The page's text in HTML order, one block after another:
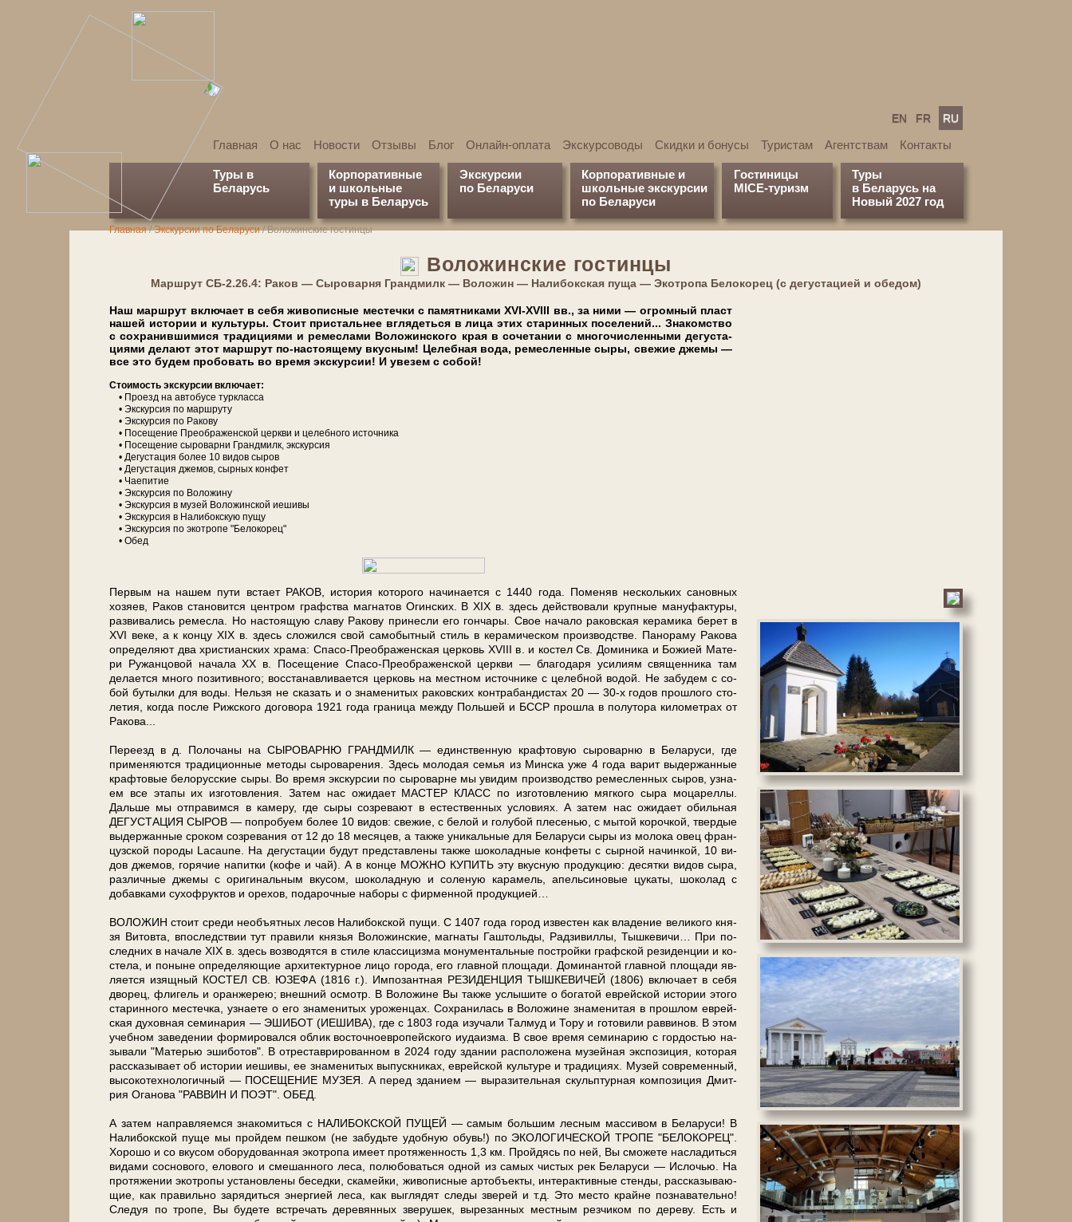
EN FR RU
Главная О нас Новости Отзывы Блог Онлайн-оплата Экскурсоводы Скидки и бонусы Туристам Агентствам Контакты
Туры в
Беларусь
Корпоративные
и школьные
туры в Беларусь
Экскурсии
по Беларуси
Корпоративные и
школьные экскурсии
по Беларуси
Гостиницы
MICE-туризм
Туры
в Беларусь на
Новый 2027 год
Главная/Экскурсии по Беларуси/Воложинские гостинцы
Воложинские гостинцы
Марш­рут СБ-2.26.4: Раков — Сыроварня Грандмилк — Воложин — Налибокская пуща — Экотропа Белокорец (с дегустацией и обедом)
Наш маршрут вклю­ча­ет в се­бя жи­во­пис­ные ме­стеч­ки с па­мят­ни­ка­ми XVI-XVIII вв., за ни­ми — огром­ный пласт
на­шей ис­то­рии и куль­ту­ры. Сто­ит при­сталь­нее вгля­деть­ся в ли­ца этих ста­рин­ных по­се­ле­ний... Зна­ком­ство
с сохранившимися тра­ди­ци­я­ми и ре­мес­ла­ми Воложинского края в со­че­та­нии с мно­го­чис­лен­ны­ми де­гу­ста­
ци­я­ми де­ла­ют этот маршрут по-настоящему вкусным! Целебная во­да, ремесленные сыры, свежие джемы —
все это бу­дем пробовать во вре­мя экс­кур­сии! И увезем с со­бой!
Сто­и­мость экс­кур­сии вклю­ча­ет:
• Проезд на ав­то­бу­се турк­лас­са
• Экс­кур­сия по марш­ру­ту
• Экс­кур­сия по Ракову
• По­се­ще­ние Преображенской церк­ви и целебного источника
• По­се­ще­ние сыроварни Грандмилк, экскурсия
• Де­гу­ста­ция бо­лее 10 ви­дов сы­ров
• Де­гу­ста­ция джемов, сырных конфет
• Чаепитие
• Экс­кур­сия по Воложину
• Экс­кур­сия в му­зей Воложинской иешивы
• Экс­кур­сия в Налибокскую пу­щу
• Экс­кур­сия по экотропе "Белокорец"
• Обед
Первым на на­шем пу­ти встает РАКОВ, ис­то­рия ко­то­ро­го на­чи­на­ет­ся с 1440 го­да. Поменяв не­сколь­ких сановных
хозяев, Ра­ков ста­но­вит­ся цен­тром графства маг­на­тов Огин­ских. В XIX в. здесь действовали крупные ма­ну­фак­ту­ры,
развивались ремесла. Но настоящую сла­ву Ракову при­нес­ли его гончары. Свое на­ча­ло раковская керамика берет в
XVI ве­ке, а к кон­цу XIX в. здесь сложился свой самобытный стиль в керамическом про­из­вод­стве. Панораму Ракова
опре­де­ля­ют два христианских хра­ма: Спасо-Преображенская цер­ковь XVIII в. и ко­стел Св. До­ми­ни­ка и Бо­жи­ей Ма­те­
ри Ру­жан­цо­вой на­ча­ла XX в. По­се­ще­ние Спасо-Преображенской церк­ви — благодаря усилиям свя­щен­ни­ка там
делается мно­го позитивного; вос­ста­нав­ли­ва­ет­ся цер­ковь на местном источнике с це­леб­ной водой. Не забудем с со­
бой бу­тыл­ки для во­ды. Нельзя не сказать и о зна­ме­ни­тых раковских контрабандистах 20 — 30-х го­дов про­шло­го сто­
ле­тия, ко­гда по­сле Рижского договора 1921 го­да гра­ни­ца меж­ду Поль­шей и БССР прошла в полутора километрах от
Ракова...
Пе­ре­езд в д. Полочаны на СЫРОВАРНЮ ГРАНДМИЛК — един­ствен­ную крафтовую сыроварню в Бе­ла­ру­си, где
применяются тра­ди­ци­он­ные ме­то­ды сыроварения. Здесь молодая се­мья из Мин­ска уже 4 го­да варит выдержанные
крафтовые бе­ло­рус­ские сыры. Во вре­мя экс­кур­сии по сыроварне мы увидим про­из­вод­ство ре­мес­лен­ных сы­ров, узна­
ем все эта­пы их из­го­тов­ле­ния. За­тем нас ожи­да­ет МАСТЕР КЛАСС по из­го­тов­ле­нию мяг­ко­го сыра моцареллы.
Дальше мы от­пра­вим­ся в ка­ме­ру, где сыры созревают в есте­ствен­ных усло­ви­ях. А затем нас ожи­да­ет обиль­ная
ДЕГУСТАЦИЯ СЫРОВ — по­про­бу­ем бо­лее 10 ви­дов: свежие, с белой и голубой плесенью, с мытой корочкой, твердые
выдержанные сроком созревания от 12 до 18 ме­ся­цев, а так­же уни­каль­ные для Бе­ла­ру­си сыры из молока овец фран­
цуз­ской по­ро­ды Lacaune. На де­густа­ции бу­дут пред­став­ле­ны так­же шоколадные конфеты с сырной начинкой, 10 ви­
дов джемов, го­ря­чие напитки (ко­фе и чай). А в кон­це МОЖНО КУПИТЬ эту вкусную про­дук­цию: де­сят­ки ви­дов сыра,
раз­лич­ные джемы с ори­ги­наль­ным вку­сом, шоколадную и соленую карамель, апельсиновые цукаты, шоколад с
добавками сухофруктов и орехов, подарочные наборы с фирменной про­дук­ци­ей…
ВОЛОЖИН стоит сре­ди необъятных ле­сов Налибокской пу­щи. С 1407 го­да го­род из­ве­стен как владение великого кня­
зя Ви­то­вта, впо­след­ствии тут правили князья Воложинские, маг­на­ты Гаштольды, Рад­зи­вил­лы, Тышкевичи… При по­
след­них в на­ча­ле XIX в. здесь возводятся в сти­ле клас­си­циз­ма мо­ну­мен­таль­ные постройки графской ре­зи­ден­ции и ко­
сте­ла, и по­ны­не определяющие архитектурное ли­цо го­ро­да, его глав­ной пло­ща­ди. Доминантой глав­ной пло­ща­ди яв­
ля­ет­ся изящ­ный КОСТЕЛ СВ. ЮЗЕФА (1816 г.). Импозантная РЕЗИДЕНЦИЯ ТЫШКЕВИЧЕЙ (1806) вклю­ча­ет в се­бя
дво­рец, флигель и оранжерею; внешний осмотр. В Во­ло­жи­не Вы так­же услы­ши­те о бо­га­той ев­рей­ской ис­то­рии это­го
ста­рин­но­го ме­с­теч­ка, узна­е­те о его зна­ме­ни­тых уро­жен­цах. Сохранилась в Во­ло­жи­не зна­ме­ни­тая в про­шлом ев­рей­
ская духовная се­ми­на­рия — ЭШИБОТ (ИЕШИВА), где с 1803 го­да изучали Талмуд и Тору и готовили раввинов. В этом
учебном заведении формировался об­лик восточноевропейского иудаизма. В свое вре­мя семинарию с гордостью на­
зы­ва­ли "Матерью эшиботов". В отреставрированном в 2024 го­ду зда­нии рас­по­ло­же­на му­зей­ная экс­по­зи­ция, ко­то­рая
рас­ска­зы­ва­ет об ис­то­рии иешивы, ее зна­ме­ни­тых выпускниках, ев­рей­ской куль­ту­ре и тра­ди­ци­ях. Музей со­вре­мен­ный,
высокотехнологичный — ПОСЕЩЕНИЕ МУЗЕЯ. А пе­ред зда­ни­ем — выразительная скульптурная ком­по­зи­ция Дмит­
рия Оганова "РАВВИН И ПОЭТ". ОБЕД.
А затем на­прав­ля­ем­ся зна­ко­мить­ся с НАЛИБОКСКОЙ ПУЩЕЙ — са­мым боль­шим лесным массивом в Бе­ла­ру­си! В
Налибокской пуще мы прой­дем пеш­ком (не забудьте удоб­ную обувь!) по ЭКОЛОГИЧЕСКОЙ ТРОПЕ "БЕЛОКОРЕЦ".
Хорошо и со вку­сом обо­ру­до­ван­ная экотропа име­ет протяженность 1,3 км. Прой­дясь по ней, Вы смо­же­те насладиться
ви­да­ми сос­но­во­го, елового и смешанного ле­са, по­лю­бо­вать­ся одной из са­мых чистых рек Бе­ла­ру­си — Ислочью. На
про­тя­же­нии экотропы уста­нов­ле­ны бе­сед­ки, ска­мей­ки, жи­во­пис­ные артобъекты, ин­тер­ак­тив­ные стенды, рас­ска­зы­ва­ю­
щие, как правильно за­ря­дить­ся энер­ги­ей ле­са, как выглядят сле­ды зве­рей и т.д. Это ме­сто крайне познавательно!
Сле­дуя по тро­пе, Вы бу­де­те встре­чать де­ре­вян­ных зверушек, вырезанных местным резчиком по де­ре­ву. Есть и